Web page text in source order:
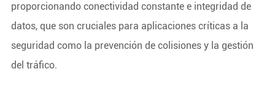
proporcionando conectividad constante e integridad de
datos, que son cruciales para aplicaciones críticas a la
seguridad como la prevención de colisiones y la gestión
del tráfico.